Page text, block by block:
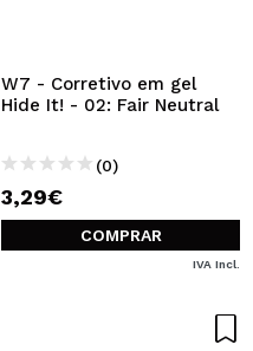
W7 - Corretivo em gel
Hide It! - 02: Fair Neutral
(0)
3,29€
COMPRAR
IVA Incl.